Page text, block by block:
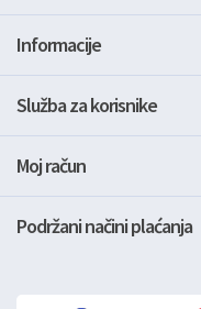
Informacije
Služba za korisnike
Moj račun
Podržani načini plaćanja